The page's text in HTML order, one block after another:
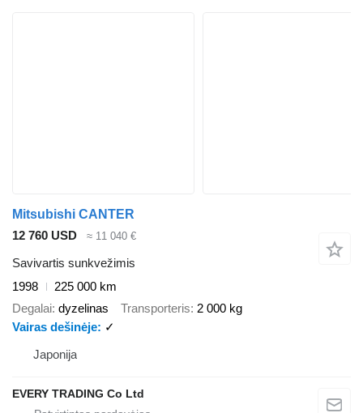
Mitsubishi CANTER
12 760 USD
≈ 11 040 €
Savivartis sunkvežimis
1998
225 000 km
Degalai dyzelinas Transporteris 2 000 kg
Vairas dešinėje
✓
Japonija
EVERY TRADING Co Ltd